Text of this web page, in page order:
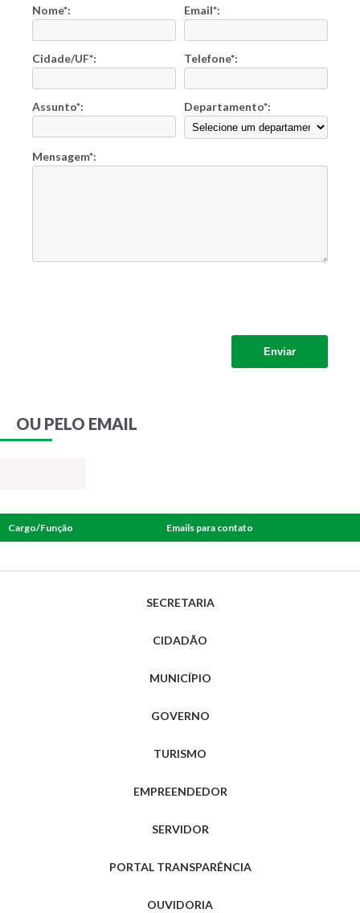
Nome*: Email*:
Cidade/UF*: Telefone*:
Assunto*: Departamento*:
Mensagem*:
OU PELO EMAIL
Cargo/Função Emails para contato
SECRETARIA
CIDADÃO
MUNICÍPIO
GOVERNO
TURISMO
EMPREENDEDOR
SERVIDOR
PORTAL TRANSPARÊNCIA
OUVIDORIA